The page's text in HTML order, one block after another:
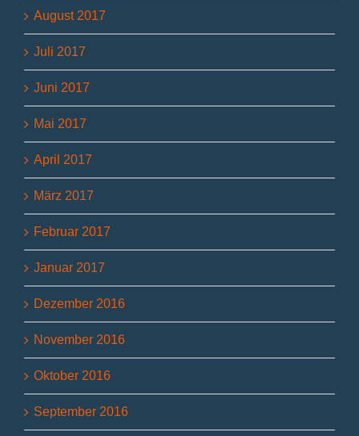
August 2017
Juli 2017
Juni 2017
Mai 2017
April 2017
März 2017
Februar 2017
Januar 2017
Dezember 2016
November 2016
Oktober 2016
September 2016